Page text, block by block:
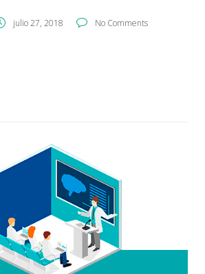
julio 27, 2018
No Comments